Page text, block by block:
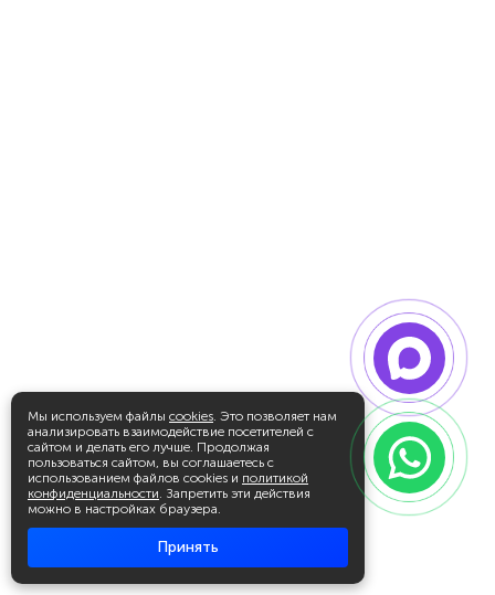
Мы используем файлы cookies. Это позволяет нам
анализировать взаимодействие посетителей с
сайтом и делать его лучше. Продолжая
пользоваться сайтом, вы соглашаетесь с
использованием файлов cookies и политикой
конфиденциальности. Запретить эти действия
можно в настройках браузера.
Принять